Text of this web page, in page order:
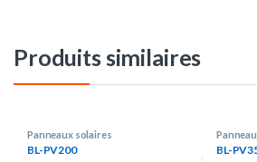
Produits similaires
Panneaux solaires
BL-PV200 BL-